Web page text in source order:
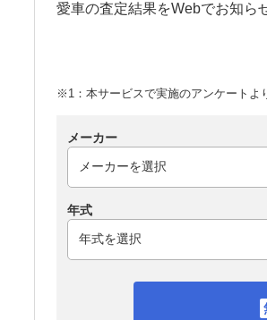
愛車の査定結果をWebでお知ら
※1：本サービスで実施のアンケートよ
メーカー
年式